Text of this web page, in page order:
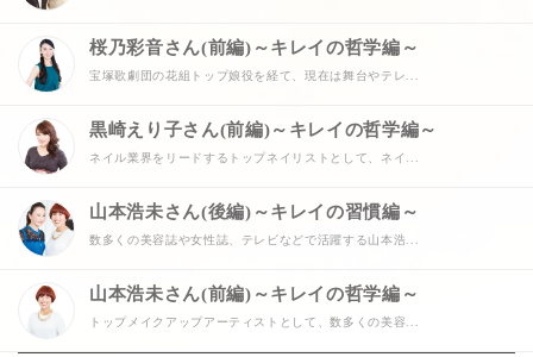
桜乃彩音さん(前編)～キレイの哲学編～
宝塚歌劇団の花組トップ娘役を経て、現在は舞台やテレ...
黒崎えり子さん(前編)～キレイの哲学編～
ネイル業界をリードするトップネイリストとして、ネイ...
山本浩未さん(後編)～キレイの習慣編～
数多くの美容誌や女性誌、テレビなどで活躍する山本浩...
山本浩未さん(前編)～キレイの哲学編～
トップメイクアップアーティストとして、数多くの美容...